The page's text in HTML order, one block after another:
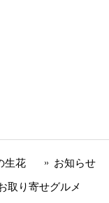
生花
お知らせ
取り寄せグルメ